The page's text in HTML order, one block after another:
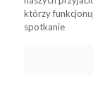
którzy
spotkanie